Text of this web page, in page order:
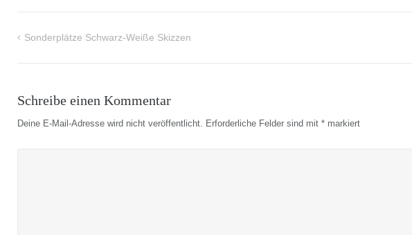
Beitragsnavigation
Sonderplätze Schwarz-Weiße Skizzen
Schreibe einen Kommentar
Deine E-Mail-Adresse wird nicht veröffentlicht. Erforderliche Felder sind mit *markiert